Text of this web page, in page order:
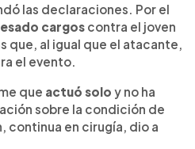
las declaraciones. Por el
cargos contra el joven
que, al igual que el atacante,
el evento.
que actuó solo y no ha
sobre la condición de
continua en cirugía, dio a